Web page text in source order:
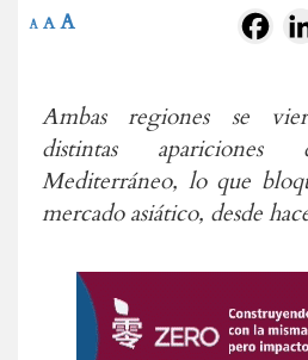
A A A
Ambas regiones se
distintas
Mediterráneo, lo que
mercado asiático, desde